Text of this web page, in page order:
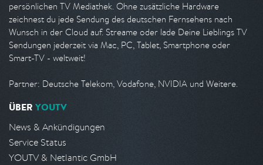
persönlichen TV Mediathek. Ohne zusätzliche Hardware
zeichnest du jede Sendung des deutschen Fernsehens nach
Wunsch in der Cloud auf. Streame oder lade Deine Lieblings TV
Sendungen jederzeit via Mac, PC, Tablet, Smartphone oder
Smart-TV - weltweit!
Partner: Deutsche Telekom, Vodafone, NVIDIA und Weitere.
ÜBER YOUTV
News & Ankündigungen
Service Status
YOUTV & Netlantic GmbH